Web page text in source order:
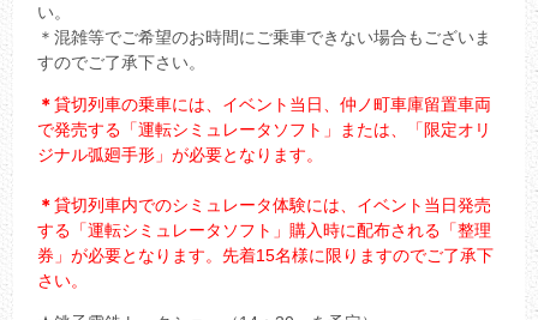
い。
＊混雑等でご希望のお時間にご乗車できない場合もございま
すのでご了承下さい。
＊貸切列車の乗車には、イベント当日、仲ノ町車庫留置車両
で発売する「運転シミュレータソフト」または、「限定オリ
ジナル弧廻手形」が必要となります。
＊貸切列車内でのシミュレータ体験には、イベント当日発売
する「運転シミュレータソフト」購入時に配布される「整理
券」が必要となります。先着15名様に限りますのでご了承下
さい。